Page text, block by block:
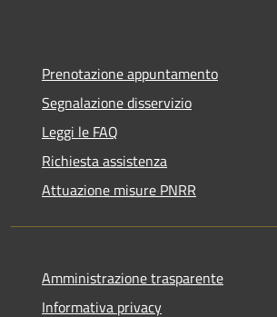
Prenotazione appuntamento
Segnalazione disservizio
Leggi le FAQ
Richiesta assistenza
Attuazione misure PNRR
Amministrazione trasparente
Informativa privacy